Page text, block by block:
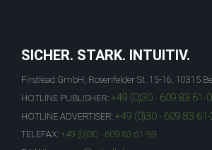
SICHER. STARK. INTUITIV.
Firstlead GmbH, Rosenfelder St. 15-16, 10315
HOTLINE PUBLISHER: +49 (0)30 - 609 83 61-0
HOTLINE ADVERTISER: +49 (0)30 - 609 83
TELEFAX: +49 (0)30 - 609 83 61-99